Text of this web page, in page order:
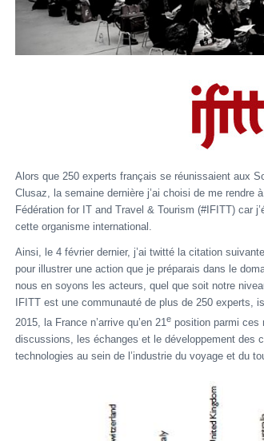
Alors que 250 experts français se réunissaient aux
Clusaz, la semaine dernière j’ai choisi de me rendre
Fédération for IT and Travel & Tourism (#IFITT) car
cette organisme international.
Ainsi, le 4 février dernier, j’ai twitté la citation
pour illustrer une action que je préparais dans le
nous en soyons les acteurs, quel que soit notre
IFITT est une communauté de plus de 250
2015, la France n’arrive qu’en 21e position parmi ces
discussions, les échanges et le développement des
technologies au sein de l’industrie du voyage et du